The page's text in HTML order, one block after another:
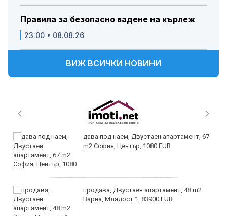
Правила за безопасно вадене на кърлеж
23:00 • 08.08.26
ВИЖ ВСИЧКИ НОВИНИ
дава под наем, Двустаен апартамент, 67
m2 София, Център, 1080 EUR
продава, Двустаен апартамент, 48 m2
Варна, Младост 1, 83900 EUR